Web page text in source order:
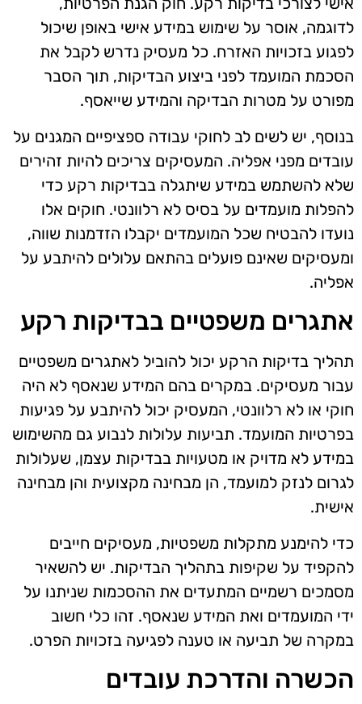
לדוגמה, אוסר על שימוש במידע אישי באופן שיכול
לפגוע בזכויות האזרח. כל מעסיק נדרש לקבל את
הסכמת המועמד לפני ביצוע הבדיקות, תוך הסבר
מפורט על מטרות הבדיקה והמידע שייאסף.
בנוסף, יש לשים לב לחוקי עבודה ספציפיים המגנים על
עובדים מפני אפליה. המעסיקים צריכים להיות זהירים
שלא להשתמש במידע שיתגלה בבדיקות רקע כדי
להפלות מועמדים על בסיס לא רלוונטי. חוקים אלו
נועדו להבטיח שכל המועמדים יקבלו הזדמנות שווה,
ומעסיקים שאינם פועלים בהתאם עלולים להיתבע על
אפליה.
אתגרים משפטיים בבדיקות רקע
תהליך בדיקות הרקע יכול להוביל לאתגרים משפטיים
עבור מעסיקים. במקרים בהם המידע שנאסף לא היה
חוקי או לא רלוונטי, המעסיק יכול להיתבע על פגיעות
בפרטיות המועמד. תביעות עלולות לנבוע גם מהשימוש
במידע לא מדויק או מטעויות בבדיקות עצמן, שעלולות
לגרום לנזק למועמד, הן מבחינה מקצועית והן מבחינה
אישית.
כדי להימנע מתקלות משפטיות, מעסיקים חייבים
להקפיד על שקיפות בתהליך הבדיקות. יש להשאיר
מסמכים רשמיים המתעדים את ההסכמות שניתנו על
ידי המועמדים ואת המידע שנאסף. זהו כלי חשוב
במקרה של תביעה או טענה לפגיעה בזכויות הפרט.
הכשרה והדרכת עובדים